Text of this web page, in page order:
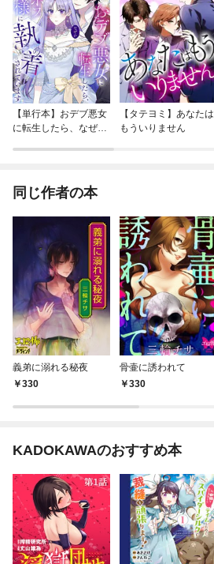
【単行本】おデブ悪女
に転生したら、なぜか
【タテヨミ】あなたは
もういりません
同じ作者の本
義弟に溺れる秘夜
330
骨壷に誘われて
330
KADOKAWAのおすすめ本